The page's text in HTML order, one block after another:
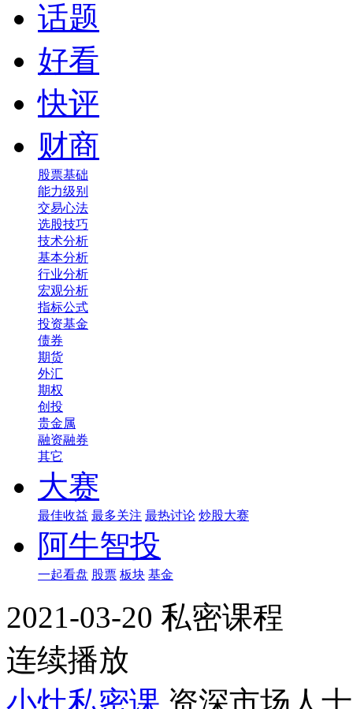
话题
好看
快评
财商
股票基础
能力级别
交易心法
选股技巧
技术分析
基本分析
行业分析
宏观分析
指标公式
投资基金
债券
期货
外汇
期权
创投
贵金属
融资融券
其它
大赛
最佳收益 最多关注 最热讨论 炒股大赛
阿牛智投
一起看盘 股票 板块 基金
2021-03-20 私密课程
连续播放